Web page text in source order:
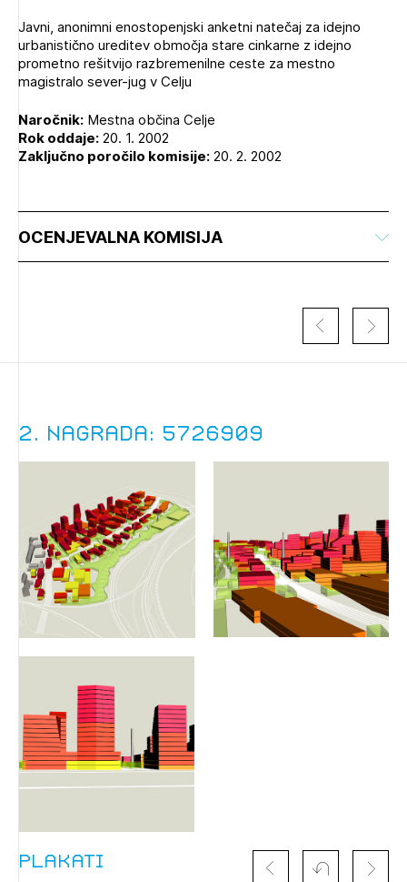
POZABLJENO GESLO
REGISTRIRAJTE SE
Javni, anonimni enostopenjski anketni natečaj za idejno
urbanistično ureditev območja stare cinkarne z idejno
prometno rešitvijo razbremenilne ceste za mestno
magistralo sever-jug v Celju
Naročnik: Mestna občina Celje
Rok oddaje:20. 1. 2002
Zaključno poročilo komisije:20. 2. 2002
OCENJEVALNA KOMISIJA
PRIJAVITE SE
2. nagrada: 5726909
Plakati
Tedenski novičnik javnih naročil
Dnevne medijske objave